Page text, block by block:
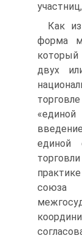
Как
форма
который
двух
единой
союза